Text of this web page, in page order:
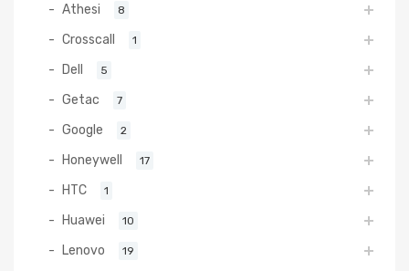
Athesi 8
Crosscall 1
Dell 5
Getac 7
Google 2
Honeywell 17
HTC 1
Huawei 10
Lenovo 19